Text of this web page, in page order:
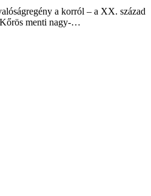
a korról – a XX. század
Kőrös menti nagy-…